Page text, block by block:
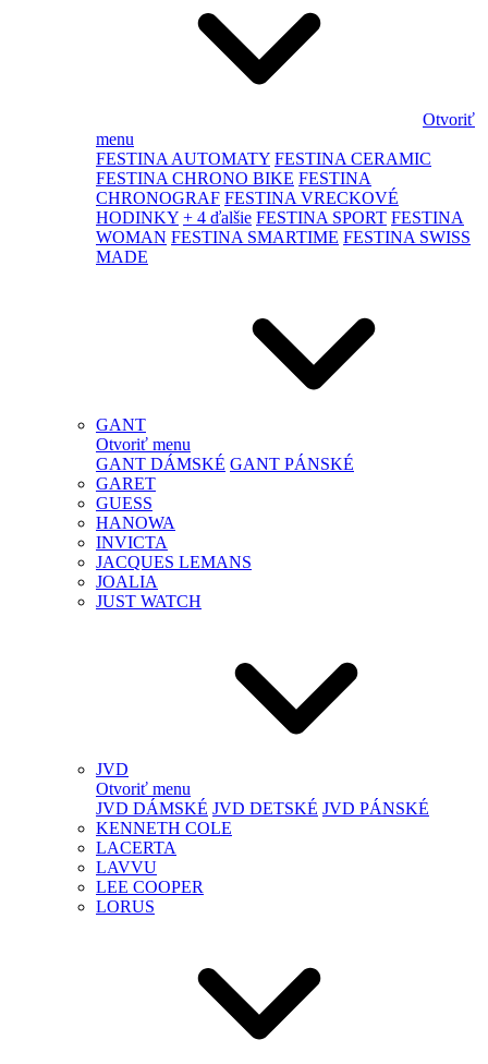
Otvoriť
menu
FESTINA AUTOMATY FESTINA CERAMIC
FESTINA CHRONO BIKE FESTINA
CHRONOGRAF FESTINA VRECKOVÉ
HODINKY + 4 ďalšie FESTINA SPORT FESTINA
WOMAN FESTINA SMARTIME FESTINA SWISS
MADE
GANT
Otvoriť menu
GANT DÁMSKÉ GANT PÁNSKÉ
GARET
GUESS
HANOWA
INVICTA
JACQUES LEMANS
JOALIA
JUST WATCH
JVD
Otvoriť menu
JVD DÁMSKÉ JVD DETSKÉ JVD PÁNSKÉ
KENNETH COLE
LACERTA
LAVVU
LEE COOPER
LORUS